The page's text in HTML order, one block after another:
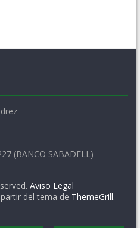
(BANCO SABADELL)
Aviso Legal
del tema de ThemeGrill.